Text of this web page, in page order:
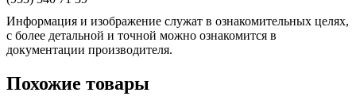
Информация и изображение служат в ознакомительных целях,
с более детальной и точной можно ознакомится в
документации производителя.
Похожие товары